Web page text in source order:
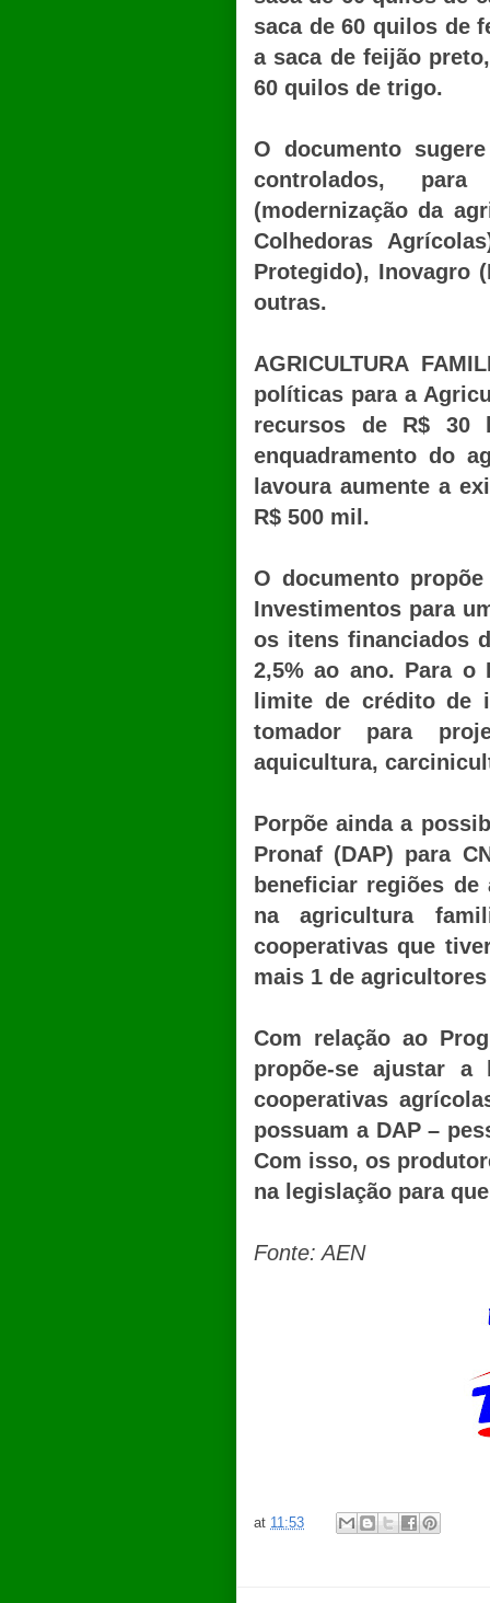
saca de 60 quilos de
a saca de feijão
60 quilos de trigo.
O documento
controlados,
(modernização da
Colhedoras
Protegido), Inovagro
outras.
AGRICULTURA
políticas para a
recursos de R$ 30
enquadramento do
lavoura aumente a
R$ 500 mil.
O documento
Investimentos para
os itens financiados
2,5% ao ano. Para o
limite de crédito de
tomador para
aquicultura,
Porpõe ainda a
Pronaf (DAP) para
beneficiar regiões
na agricultura
cooperativas que
mais 1 de
Com relação ao
propõe-se ajustar
cooperativas
possuam a DAP –
Com isso, os
na legislação para
Fonte: AEN
at 11:53